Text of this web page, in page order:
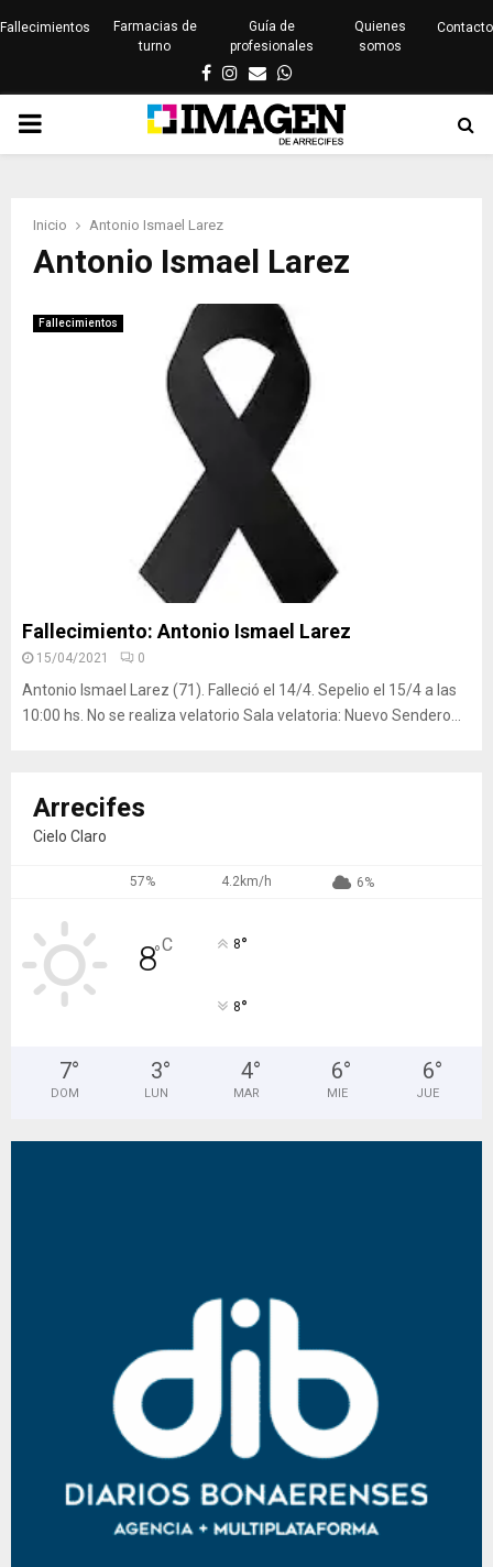
Fallecimientos
Farmacias de
turno
Guía de
profesionales
Quienes
somos
Contacto
Facebook
Instagram
EmailWhatsapp
PRIMARY
Inicio Antonio Ismael Larez
Antonio Ismael Larez
Fallecimientos
Fallecimiento: Antonio Ismael Larez
15/04/2021 0
Antonio Ismael Larez (71). Falleció el 14/4. Sepelio el 15/4 a las
10:00 hs. No se realiza velatorio Sala velatoria: Nuevo Sendero...
Arrecifes
Cielo Claro
57% 4.2km/h 6%
8°C 8°
8°
7°
DOM
3°
LUN
4°
MAR
6°
MIE
6°
JUE